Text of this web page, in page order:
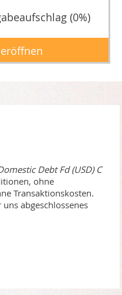
(0%)
Debt Fd (USD) C
ohne
Transaktionskosten.
abgeschlossenes